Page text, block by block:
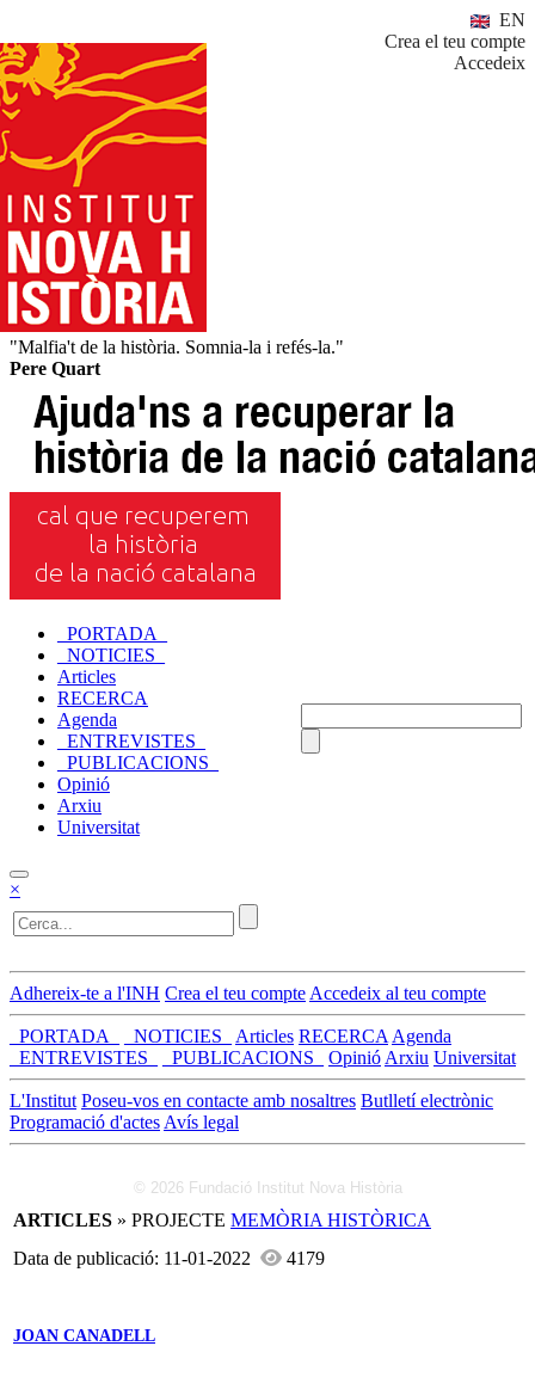
EN
Crea el teu compte
Accedeix
"Malfia't de la història. Somnia-la i refés-la."
Pere Quart
_PORTADA_
_NOTICIES_
Articles
RECERCA
Agenda
_ENTREVISTES_
_PUBLICACIONS_
Opinió
Arxiu
Universitat
×
Adhereix-te a l'INH Crea el teu compte Accedeix al teu compte
_PORTADA_ _NOTICIES_ Articles RECERCA Agenda
_ENTREVISTES_
_PUBLICACIONS_ Opinió Arxiu Universitat
L'Institut Poseu-vos en contacte amb nosaltres Butlletí electrònic
Programació d'actes Avís legal
© 2026 Fundació Institut Nova Història
ARTICLES » PROJECTE MEMÒRIA HISTÒRICA
Data de publicació: 11-01-2022
4179
JOAN CANADELL